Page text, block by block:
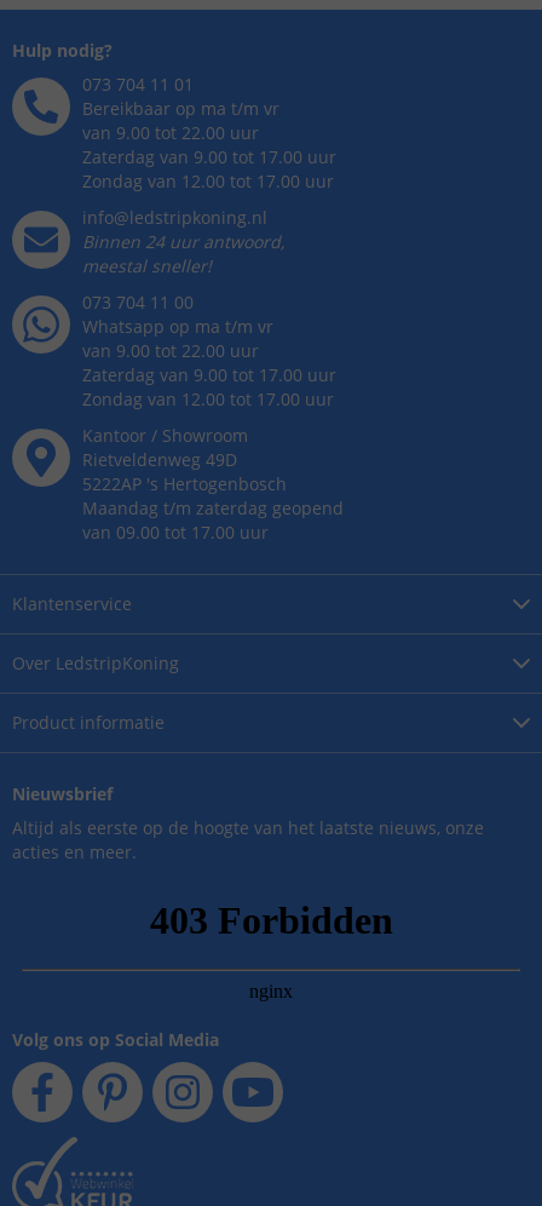
Over LedstripKoning
Product informatie
Klantenservice
Hulp nodig?
073 704 11 01
Bereikbaar op ma t/m vr
van 9.00 tot 22.00 uur
Zaterdag van 9.00 tot 17.00 uur
Zondag van 12.00 tot 17.00 uur
info@ledstripkoning.nl
Binnen 24 uur antwoord,
meestal sneller!
073 704 11 00
Whatsapp op ma t/m vr
van 9.00 tot 22.00 uur
Zaterdag van 9.00 tot 17.00 uur
Zondag van 12.00 tot 17.00 uur
Kantoor / Showroom
Rietveldenweg 49D
5222AP 's Hertogenbosch
Maandag t/m zaterdag geopend
van 09.00 tot 17.00 uur
Nieuwsbrief
Altijd als eerste op de hoogte van het laatste nieuws, onze
acties en meer.
Volg ons op Social Media